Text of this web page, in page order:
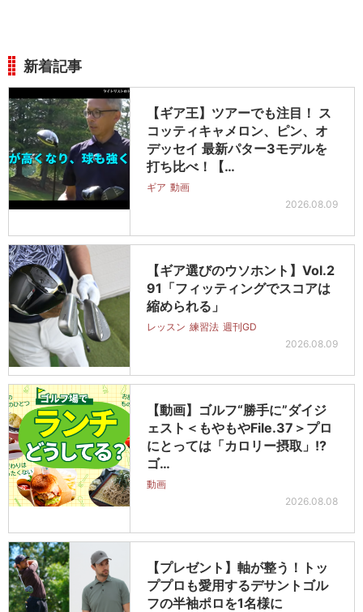
新着記事
【ギア王】ツアーでも注目！ ス
コッティキャメロン、ピン、オ
デッセイ 最新パター3モデルを
打ち比べ！【…
ギア 動画
2026.08.09
【ギア選びのウソホント】Vol.2
91「フィッティングでスコアは
縮められる」
レッスン 練習法 週刊GD
2026.08.09
【動画】ゴルフ“勝手に”ダイジ
ェスト＜もやもやFile.37＞プロ
にとっては「カロリー摂取」!?
ゴ…
動画
2026.08.08
【プレゼント】軸が整う！トッ
ププロも愛用するデサントゴル
フの半袖ポロを1名様に